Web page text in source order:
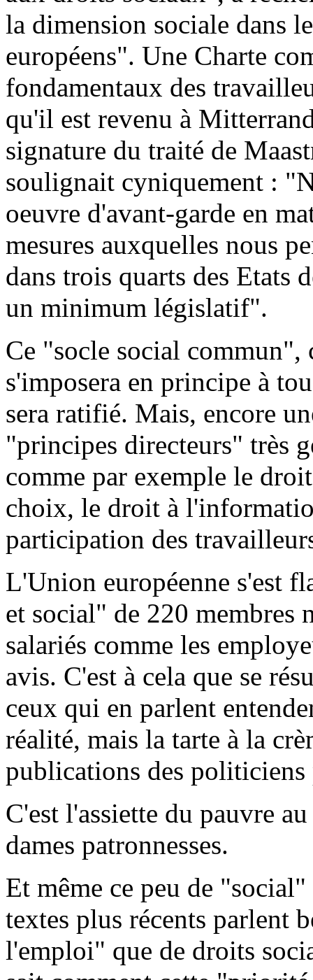
la dimension sociale dans
européens". Une Charte
fondamentaux des
qu'il est revenu à
signature du traité de
soulignait cyniquement :
oeuvre d'avant-garde en
mesures auxquelles nous
dans trois quarts des Etats
un minimum législatif".
Ce "socle social commun",
s'imposera en principe à
sera ratifié. Mais, encore
"principes directeurs" très
comme par exemple le
choix, le droit à
participation des
L'Union européenne s'est
et social" de 220 membres
salariés comme les
avis. C'est à cela que se
ceux qui en parlent
réalité, mais la tarte à la
publications des politiciens
C'est l'assiette du pauvre
dames patronnesses.
Et même ce peu de
textes plus récents parlent
l'emploi" que de droits